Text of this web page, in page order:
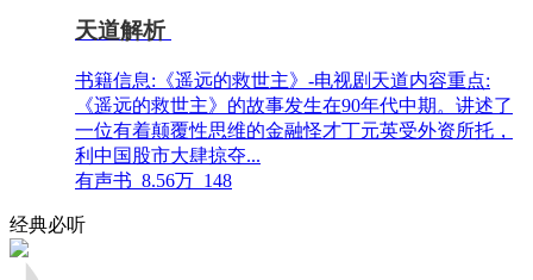
天道解析
书籍信息:《遥远的救世主》-电视剧天道内容重点:
《遥远的救世主》的故事发生在90年代中期。讲述了
一位有着颠覆性思维的金融怪才丁元英受外资所托，
利中国股市大肆掠夺...
有声书 8.56万 148
经典必听